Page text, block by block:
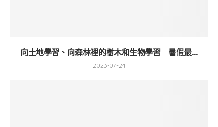
向土地學習、向森林裡的樹木和生物學習 暑假最...
2023-07-24